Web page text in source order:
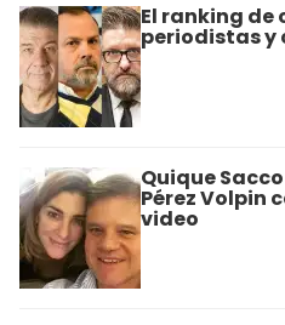
El ranking
periodistas y
Quique
Pérez Volpin
video